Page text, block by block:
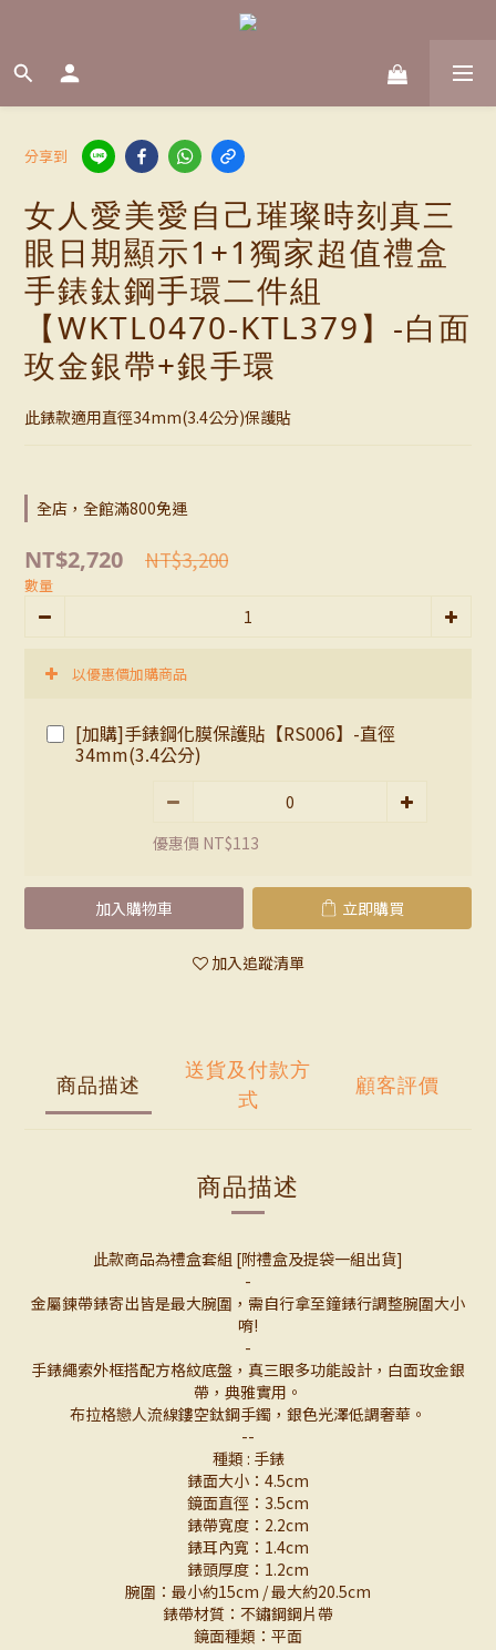
分享到
女人愛美愛自己璀璨時刻真三
眼日期顯示1+1獨家超值禮盒
手錶鈦鋼手環二件組
【WKTL0470-KTL379】-白面
玫金銀帶+銀手環
此錶款適用直徑34mm(3.4公分)保護貼
全店，全館滿800免運
NT$2,720 NT$3,200
數量
以優惠價加購商品
[加購]手錶鋼化膜保護貼【RS006】-直徑
34mm(3.4公分)
優惠價 NT$113
加入購物車 立即購買
加入追蹤清單
商品描述
送貨及付款方
式
顧客評價
商品描述
此款商品為禮盒套組 [附禮盒及提袋一組出貨]
-
金屬鍊帶錶寄出皆是最大腕圍，需自行拿至鐘錶行調整腕圍大小
唷!
-
手錶繩索外框搭配方格紋底盤，真三眼多功能設計，白面玫金銀
帶，典雅實用。
布拉格戀人流線鏤空鈦鋼手鐲，銀色光澤低調奢華。
--
種類 : 手錶
錶面大小：4.5cm
鏡面直徑：3.5cm
錶帶寬度：2.2cm
錶耳內寬：1.4cm
錶頭厚度：1.2cm
腕圍：最小約15cm / 最大約20.5cm
錶帶材質：不鏽鋼鋼片帶
鏡面種類：平面